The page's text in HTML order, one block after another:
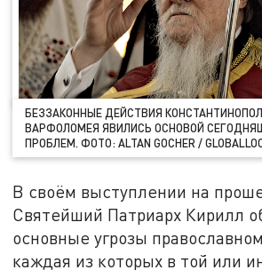
БЕЗЗАКОННЫЕ ДЕЙСТВИЯ
ВАРФОЛОМЕЯ ЯВИЛИСЬ ОСНОВОЙ
ПРОБЛЕМ. ФОТО: ALTAN GOCHER /
В своём выступлении на
Святейший Патриарх Кирилл
основные угрозы
каждая из которых в той или